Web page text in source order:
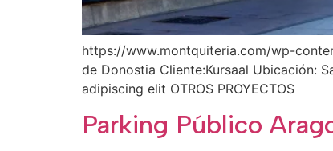
https://www.montquiteria.com/wp-
de Donostia Cliente:Kursaal Ubicación:
adipiscing elit OTROS PROYECTOS
Parking Público